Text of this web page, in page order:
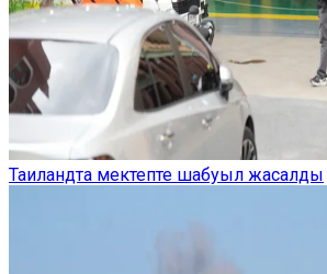
Таиландта мектепте шабуыл жасалды